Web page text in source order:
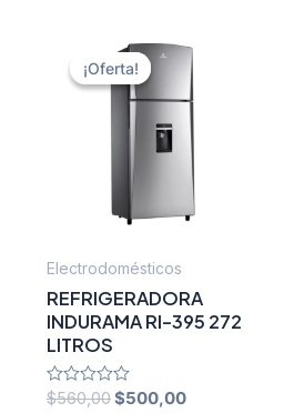
¡Oferta!
¡Oferta!
Electrodomésticos
REFRIGERADORA
INDURAMA RI-395 272
LITROS
Rated
$560,00Original
$500,00Current